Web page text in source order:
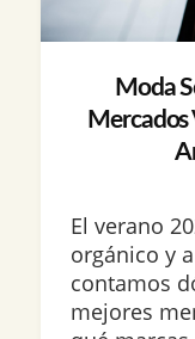
Moda
Mercados
El verano
orgánico y
contamos
mejores